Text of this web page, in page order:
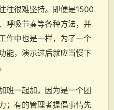
往很难坚持。即便是1500
呼吸节奏等各种方法，并
作中也是一样，为了一个
能，演示过后就应当慢下
班一起加，因为是一个团
；有的管理者提倡事情先